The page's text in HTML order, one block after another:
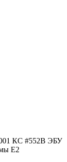
КС #552B ЭБУ
Е2